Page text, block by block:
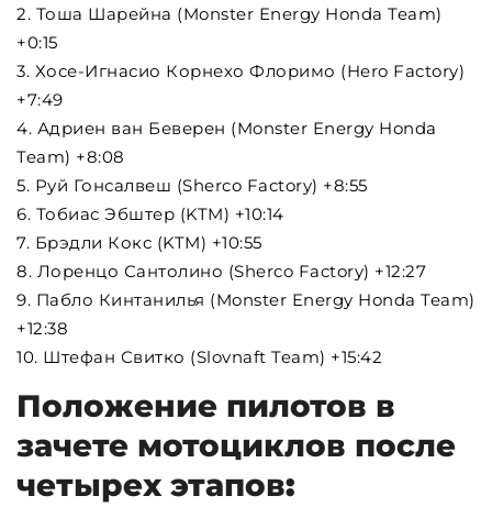
2. Тоша Шарейна (Monster Energy Honda Team)
+0:15
3. Хосе-Игнасио Корнехо Флоримо (Hero Factory)
+7:49
4. Адриен ван Беверен (Monster Energy Honda
Team) +8:08
5. Руй Гонсалвеш (Sherco Factory) +8:55
6. Тобиас Эбштер (KTM) +10:14
7. Брэдли Кокс (KTM) +10:55
8. Лоренцо Сантолино (Sherco Factory) +12:27
9. Пабло Кинтанилья (Monster Energy Honda Team)
+12:38
10. Штефан Свитко (Slovnaft Team) +15:42
Положение пилотов в
зачете мотоциклов после
четырех этапов: